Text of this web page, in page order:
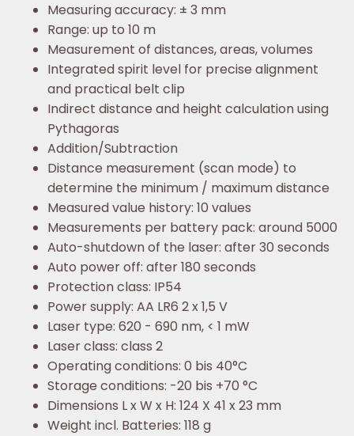
Measuring accuracy: ± 3 mm
Range: up to 10 m
Measurement of distances, areas, volumes
Integrated spirit level for precise alignment
and practical belt clip
Indirect distance and height calculation using
Pythagoras
Addition/Subtraction
Distance measurement (scan mode) to
determine the minimum / maximum distance
Measured value history: 10 values
Measurements per battery pack: around 5000
Auto-shutdown of the laser: after 30 seconds
Auto power off: after 180 seconds
Protection class: IP54
Power supply: AA LR6 2 x 1,5 V
Laser type: 620 - 690 nm, < 1 mW
Laser class: class 2
Operating conditions: 0 bis 40°C
Storage conditions: -20 bis +70 °C
Dimensions L x W x H: 124 X 41 x 23 mm
Weight incl. Batteries: 118 g